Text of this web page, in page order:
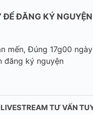
ĐỂ ĐĂNG KÝ
mến, Đúng 17g00 ngày
đăng ký nguyện
LIVESTREAM TƯ VẤN